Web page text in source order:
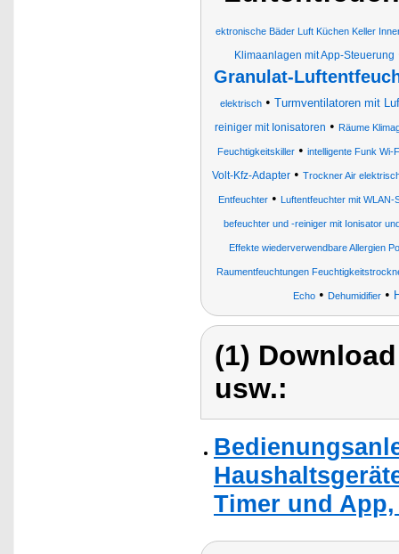
ektronische Bäder Luft Küchen Keller
Klimaanlagen mit App-Steuerung
Granulat-
elektrisch • Turmventilatoren mit
reiniger mit Ionisatoren • Räume
Feuchtigkeitskiller• intelligente Funk Wi-
Volt-Kfz-Adapter • Trockner Air
Entfeuchter • Luftentfeuchter mit WLAN-
befeuchter und -reiniger mit Ionisator
Effekte wiederverwendbare Allergien
Raumentfeuchtungen
Echo • Dehumidifier •
(1)
usw.:
Timer und